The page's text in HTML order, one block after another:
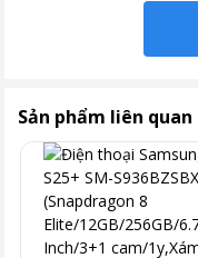
Sản phẩm liên quan